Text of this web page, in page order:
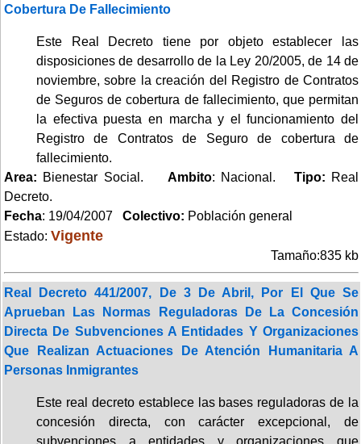
Cobertura De Fallecimiento
Este Real Decreto tiene por objeto establecer las
disposiciones de desarrollo de la Ley 20/2005, de 14 de
noviembre, sobre la creación del Registro de Contratos
de Seguros de cobertura de fallecimiento, que permitan
la efectiva puesta en marcha y el funcionamiento del
Registro de Contratos de Seguro de cobertura de
fallecimiento.
Area: Bienestar Social. Ambito: Nacional. Tipo: Real
Decreto.
Fecha: 19/04/2007 Colectivo: Población general
Estado: Vigente
Tamaño:835 kb
Real Decreto 441/2007, De 3 De Abril, Por El Que Se
Aprueban Las Normas Reguladoras De La Concesión
Directa De Subvenciones A Entidades Y Organizaciones
Que Realizan Actuaciones De Atención Humanitaria A
Personas Inmigrantes
Este real decreto establece las bases reguladoras de la
concesión directa, con carácter excepcional, de
subvenciones a entidades y organizaciones que